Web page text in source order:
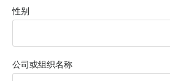
性别
公司或组织名称